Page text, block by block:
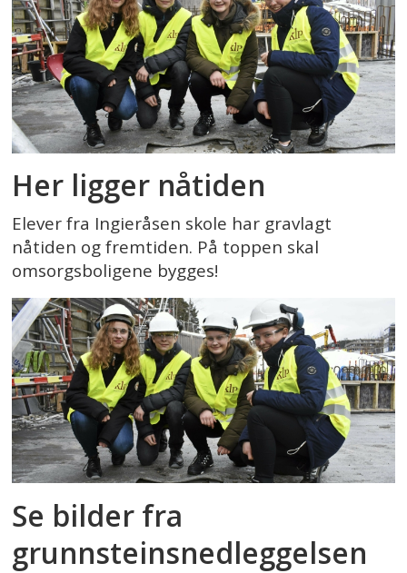
Her ligger nåtiden
Elever fra Ingieråsen skole har gravlagt
nåtiden og fremtiden. På toppen skal
omsorgsboligene bygges!
Se bilder fra
grunnsteinsnedleggelsen